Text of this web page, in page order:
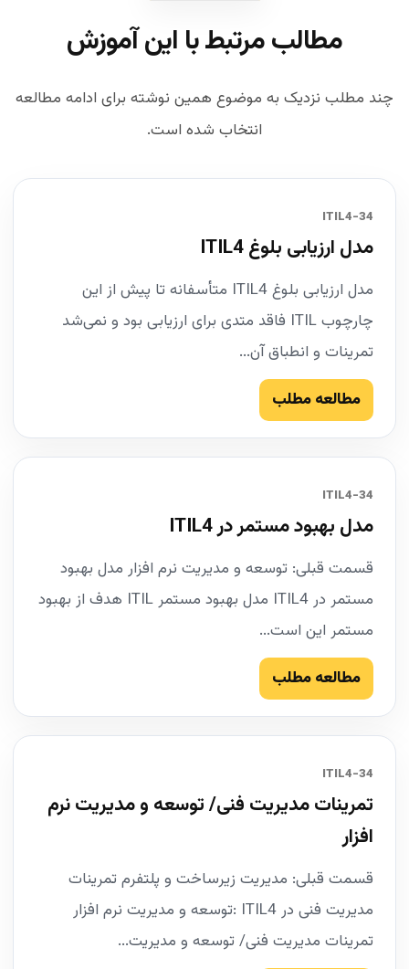
مطالب مرتبط با این آموزش
چند مطلب نزدیک به موضوع همین نوشته برای ادامه مطالعه
انتخاب شده است.
34-ITIL4
مدل ارزیابی بلوغ ITIL4
مدل ارزیابی بلوغ ITIL4 متأسفانه تا پیش از این
چارچوب ITIL فاقد متدی برای ارزیابی بود و نمی‌شد
تمرینات و انطباق آن...
مطالعه مطلب
34-ITIL4
مدل بهبود مستمر در ITIL4
قسمت قبلی: توسعه و مدیریت نرم افزار مدل بهبود
مستمر در ITIL4 مدل بهبود مستمر ITIL هدف از بهبود
مستمر این است...
مطالعه مطلب
34-ITIL4
تمرینات مدیریت فنی/ توسعه و مدیریت نرم
افزار
قسمت قبلی: مدیریت زیرساخت و پلتفرم تمرینات
مدیریت فنی در ITIL4 :توسعه و مدیریت نرم افزار
تمرینات مدیریت فنی/ توسعه و مدیریت...